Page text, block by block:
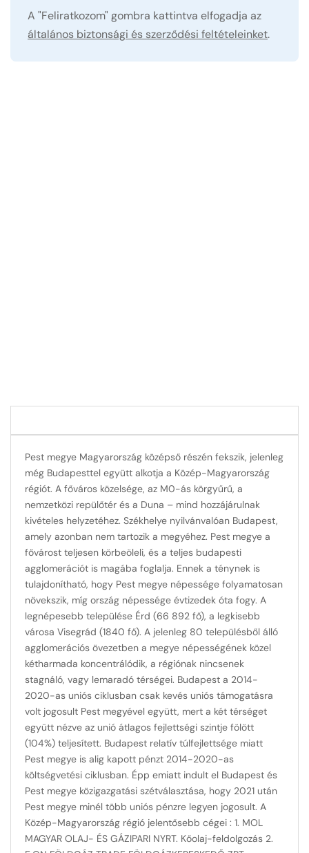
A "Feliratkozom" gombra kattintva elfogadja az
általános biztonsági és szerződési feltételeinket.
Pest megye Magyarország középső részén fekszik, jelenleg
még Budapesttel együtt alkotja a Közép-Magyarország
régiót. A főváros közelsége, az M0-ás körgyűrű, a
nemzetközi repülőtér és a Duna – mind hozzájárulnak
kivételes helyzetéhez. Székhelye nyilvánvalóan Budapest,
amely azonban nem tartozik a megyéhez. Pest megye a
fővárost teljesen körbeöleli, és a teljes budapesti
agglomerációt is magába foglalja. Ennek a ténynek is
tulajdonítható, hogy Pest megye népessége folyamatosan
növekszik, míg ország népessége évtizedek óta fogy. A
legnépesebb települése Érd (66 892 fő), a legkisebb
városa Visegrád (1840 fő). A jelenleg 80 településből álló
agglomerációs övezetben a megye népességének közel
kétharmada koncentrálódik, a régiónak nincsenek
stagnáló, vagy lemaradó térségei. Budapest a 2014-
2020-as uniós ciklusban csak kevés uniós támogatásra
volt jogosult Pest megyével együtt, mert a két térséget
együtt nézve az unió átlagos fejlettségi szintje fölött
(104%) teljesített. Budapest relatív túlfejlettsége miatt
Pest megye is alig kapott pénzt 2014-2020-as
költségvetési ciklusban. Épp emiatt indult el Budapest és
Pest megye közigazgatási szétválasztása, hogy 2021 után
Pest megye minél több uniós pénzre legyen jogosult. A
Közép-Magyarország régió jelentősebb cégei : 1. MOL
MAGYAR OLAJ- ÉS GÁZIPARI NYRT. Kőolaj-feldolgozás 2.